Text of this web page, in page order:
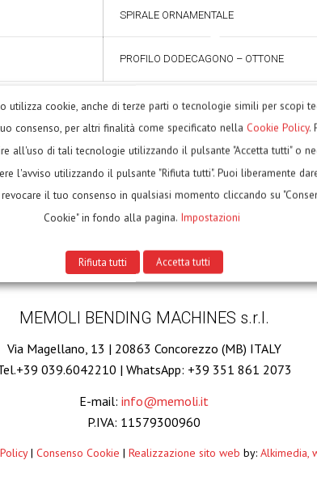
SPIRALE ORNAMENTALE
PROFILO DODECAGONO – OTTONE
Pagina 1 di
MEMOLI BENDING MACHINES s.r.l.
Via Magellano, 13 | 20863 Concorezzo (MB) ITALY
039.6042210 | WhatsApp: +39 351 861 2073
E-mail: info@memoli.it
P.IVA: 11579300960
| Consenso Cookie | Realizzazione sito web by: Alkimedia,
utilizza cookie, anche di terze parti o tecnologie simili per scopi
consenso, per altri finalità come specificato nella Cookie Policy.
all'uso di tali tecnologie utilizzando il pulsante "Accetta tutti" o
l'avviso utilizzando il pulsante "Rifiuta tutti". Puoi liberamente
il tuo consenso in qualsiasi momento cliccando su
Cookie" in fondo alla pagina. Impostazioni
Rifiuta tutti Accetta tutti